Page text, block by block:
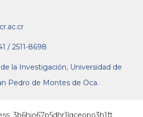
/ 2511-8698
la Investigación, Universidad de
Pedro de Montes de Oca.